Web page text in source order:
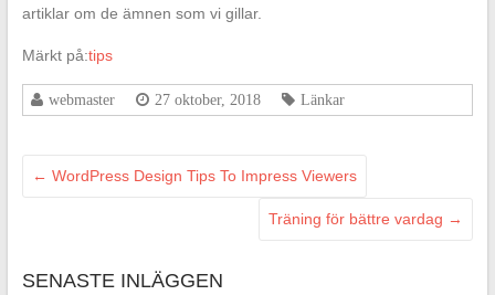
artiklar om de ämnen som vi gillar.
Märkt på:tips
webmaster 27 oktober, 2018 Länkar
← WordPress Design Tips To Impress Viewers
Träning för bättre vardag →
SENASTE INLÄGGEN